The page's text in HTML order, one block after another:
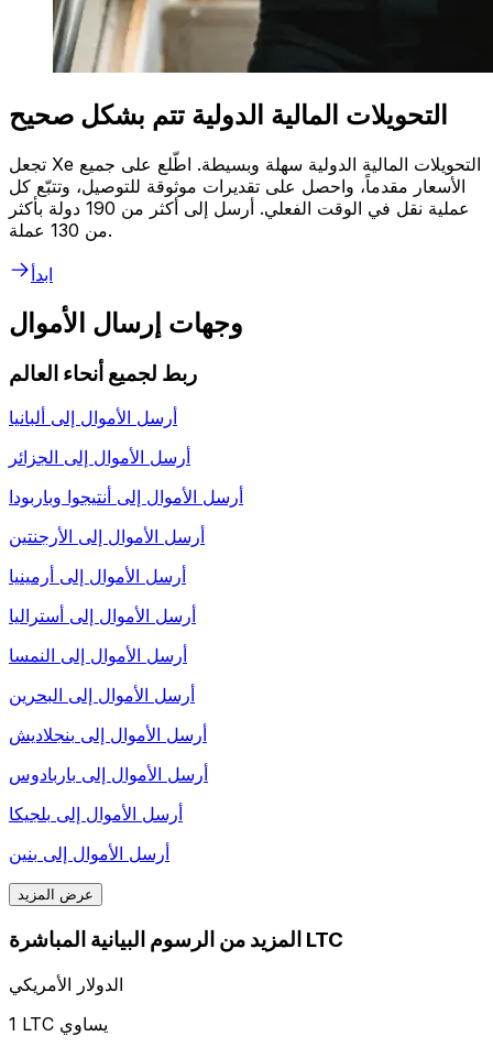
التحويلات المالية الدولية تتم بشكل صحيح
تجعل Xe التحويلات المالية الدولية سهلة وبسيطة. اطّلع على جميع
الأسعار مقدماً، واحصل على تقديرات موثوقة للتوصيل، وتتبّع كل
عملية نقل في الوقت الفعلي. أرسل إلى أكثر من 190 دولة بأكثر
من 130 عملة.
ابدأ
وجهات إرسال الأموال
ربط لجميع أنحاء العالم
أرسل الأموال إلى ألبانيا
أرسل الأموال إلى الجزائر
أرسل الأموال إلى أنتيجوا وباربودا
أرسل الأموال إلى الأرجنتين
أرسل الأموال إلى أرمينيا
أرسل الأموال إلى أستراليا
أرسل الأموال إلى النمسا
أرسل الأموال إلى البحرين
أرسل الأموال إلى بنجلاديش
أرسل الأموال إلى باربادوس
أرسل الأموال إلى بلجيكا
أرسل الأموال إلى بنين
عرض المزيد
المزيد من الرسوم البيانية المباشرة LTC
الدولار الأمريكي
1 LTC يساوي